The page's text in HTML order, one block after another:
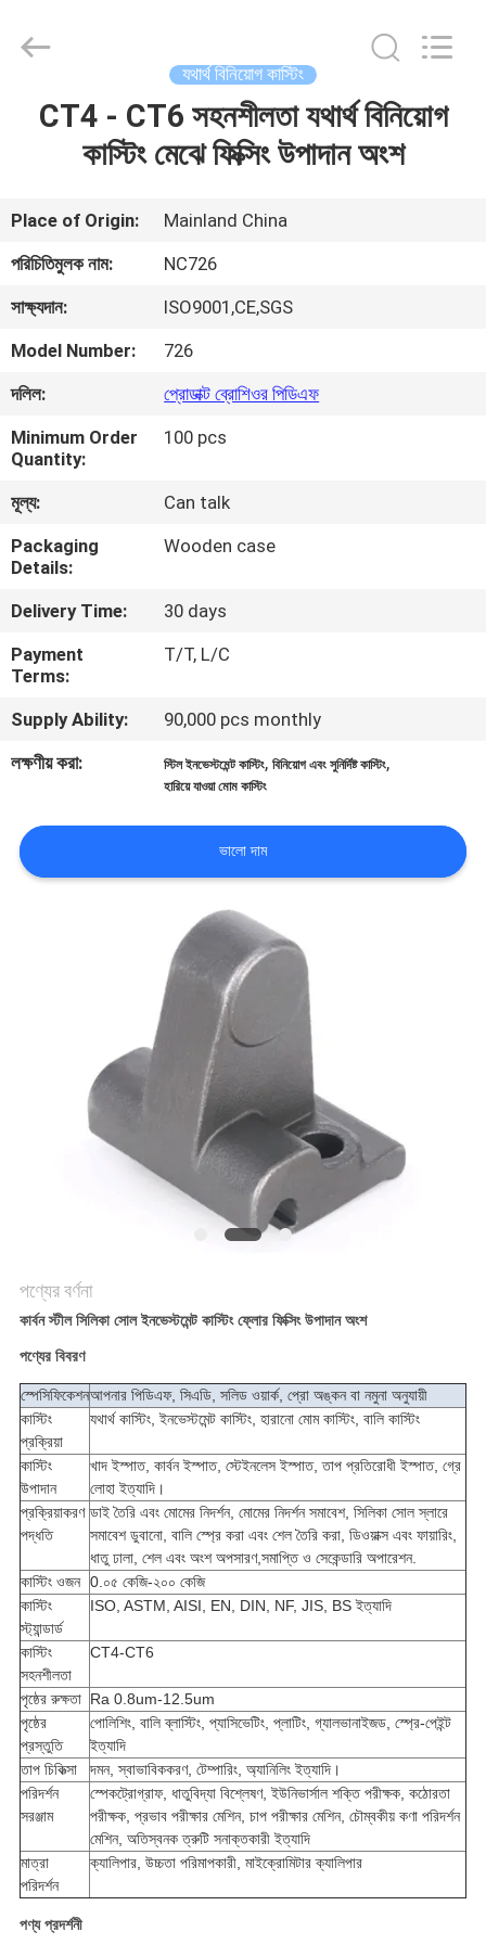
বাড়ি
ভিডিও
আমাদের
সম্বন্ধে
কারখানা
পরিদর্শন
গুণমান
নিয়ন্ত্রণ
আমাদের
সাথে
যোগাযোগ
একটি
Foundry
CO.,LTD.
যথার্থ বিনিয়োগ কাস্টিং
CT4 - CT6 সহনশীলতা যথার্থ বিনিয়োগ
কাস্টিং মেঝে ফিক্সিং উপাদান অংশ
Place of Origin:
Mainland China
পরিচিতিমুলক নাম:
NC726
সাক্ষ্যদান:
ISO9001,CE,SGS
Model Number:
726
দলিল:
প্রোডাক্ট ব্রোশিওর পিডিএফ
Minimum Order
Quantity:
100 pcs
মূল্য:
Can talk
Packaging
Details:
Wooden case
Delivery Time:
30 days
Payment
Terms:
T/T, L/C
Supply Ability:
90,000 pcs monthly
লক্ষণীয় করা:
স্টিল ইনভেস্টমেন্ট কাস্টিং,বিনিয়োগ এবং সুনির্দিষ্ট কাস্টিং,
হারিয়ে যাওয়া মোম কাস্টিং
ভালো দাম
পণ্যের বর্ণনা
কার্বন স্টীল সিলিকা সোল ইনভেস্টমেন্ট কাস্টিং ফ্লোর ফিক্সিং উপাদান অংশ
পণ্যের বিবরণ
স্পেসিফিকেশনআপনার পিডিএফ, সিএডি, সলিড ওয়ার্ক, প্রো অঙ্কন বা নমুনা অনুযায়ী
কাস্টিং
প্রক্রিয়া
যথার্থ কাস্টিং, ইনভেস্টমেন্ট কাস্টিং, হারানো মোম কাস্টিং, বালি কাস্টিং
কাস্টিং
উপাদান
খাদ ইস্পাত, কার্বন ইস্পাত, স্টেইনলেস ইস্পাত, তাপ প্রতিরোধী ইস্পাত, গ্রে
লোহা ইত্যাদি।
প্রক্রিয়াকরণ
পদ্ধতি
ডাই তৈরি এবং মোমের নিদর্শন, মোমের নিদর্শন সমাবেশ, সিলিকা সোল স্লারে
সমাবেশ ডুবানো, বালি স্প্রে করা এবং শেল তৈরি করা, ডিওয়াক্স এবং ফায়ারিং,
ধাতু ঢালা, শেল এবং অংশ অপসারণ,সমাপ্তি ও সেকেন্ডারি অপারেশন.
কাস্টিং ওজন 0.০৫ কেজি-২০০ কেজি
কাস্টিং
স্ট্যান্ডার্ড
ISO, ASTM, AISI, EN, DIN, NF, JIS, BS ইত্যাদি
কাস্টিং
সহনশীলতা
CT4-CT6
পৃষ্ঠের রুক্ষতা Ra 0.8um-12.5um
পৃষ্ঠের
প্রস্তুতি
পোলিশিং, বালি ব্লাস্টিং, প্যাসিভেটিং, প্লাটিং, গ্যালভানাইজড, স্প্রে-পেইন্ট
ইত্যাদি
তাপ চিকিত্সা
দমন, স্বাভাবিককরণ, টেম্পারিং, অ্যানিলিং ইত্যাদি।
পরিদর্শন
সরঞ্জাম
স্পেকট্রোগ্রাফ, ধাতুবিদ্যা বিশ্লেষণ, ইউনিভার্সাল শক্তি পরীক্ষক, কঠোরতা
পরীক্ষক, প্রভাব পরীক্ষার মেশিন, চাপ পরীক্ষার মেশিন, চৌম্বকীয় কণা পরিদর্শন
মেশিন, অতিস্বনক ত্রুটি সনাক্তকারী ইত্যাদি
মাত্রা
পরিদর্শন
ক্যালিপার, উচ্চতা পরিমাপকারী, মাইক্রোমিটার ক্যালিপার
পণ্য প্রদর্শনী